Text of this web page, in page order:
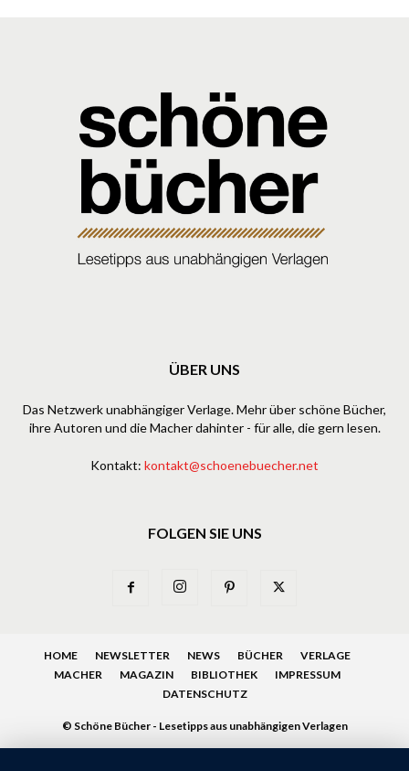
ÜBER UNS
Das Netzwerk unabhängiger Verlage. Mehr über schöne Bücher,
ihre Autoren und die Macher dahinter - für alle, die gern lesen.
Kontakt: kontakt@schoenebuecher.net
FOLGEN SIE UNS
HOME NEWSLETTER NEWS BÜCHER
VERLAGE
MACHER
MAGAZIN BIBLIOTHEK
IMPRESSUM
DATENSCHUTZ
© Schöne Bücher - Lesetipps aus unabhängigen Verlagen